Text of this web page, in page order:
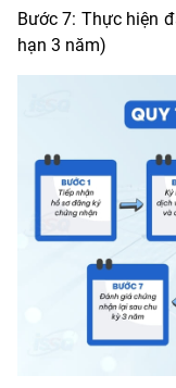
Bước 7: Thực hiện
hạn 3 năm)